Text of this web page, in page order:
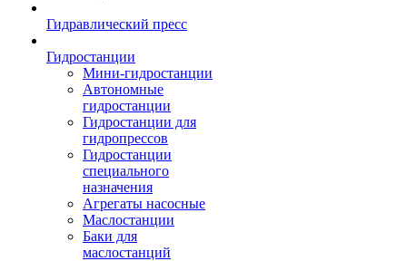
Гидравлический пресс
Гидростанции
Мини-гидростанции
Автономные
гидростанции
Гидростанции для
гидропрессов
Гидростанции
специального
назначения
Агрегаты насосные
Маслостанции
Баки для
маслостанций